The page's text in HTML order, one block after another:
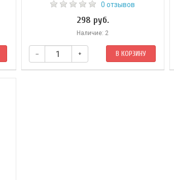
0 отзывов
298 руб.
Наличие: 2
– + В КОРЗИНУ